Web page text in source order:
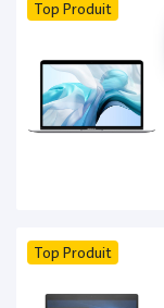
Top Produit
Top Produit